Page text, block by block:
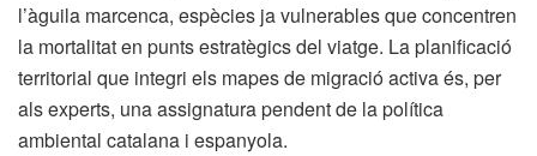
l’àguila marcenca, espècies ja vulnerables que concentren
la mortalitat en punts estratègics del viatge. La planificació
territorial que integri els mapes de migració activa és, per
als experts, una assignatura pendent de la política
ambiental catalana i espanyola.